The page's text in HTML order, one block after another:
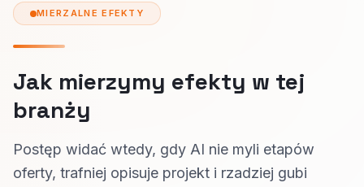
MIERZALNE EFEKTY
Jak mierzymy efekty w tej
branży
Postęp widać wtedy, gdy AI nie myli etapów
oferty, trafniej opisuje projekt i rzadziej gubi